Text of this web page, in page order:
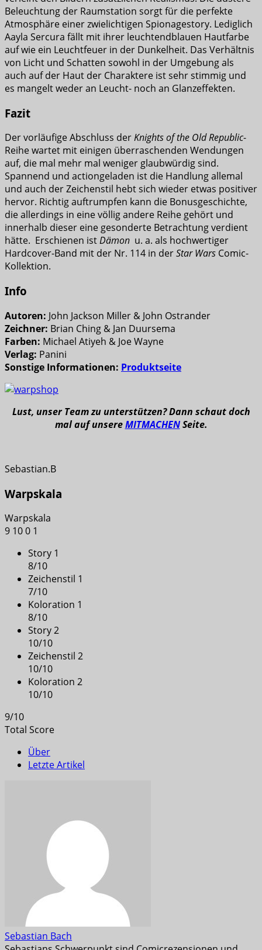
Beleuchtung der Raumstation sorgt für die perfekte
Atmosphäre einer zwielichtigen Spionagestory. Lediglich
Aayla Sercura fällt mit ihrer leuchtendblauen Hautfarbe
auf wie ein Leuchtfeuer in der Dunkelheit. Das Verhältnis
von Licht und Schatten sowohl in der Umgebung als
auch auf der Haut der Charaktere ist sehr stimmig und
es mangelt weder an Leucht- noch an Glanzeffekten.
Fazit
Der vorläufige Abschluss derKnights of the Old Republic-
Reihe wartet mit einigen überraschenden Wendungen
auf, die mal mehr mal weniger glaubwürdig sind.
Spannend und actiongeladen ist die Handlung allemal
und auch der Zeichenstil hebt sich wieder etwas positiver
hervor. Richtig auftrumpfen kann die Bonusgeschichte,
die allerdings in eine völlig andere Reihe gehört und
innerhalb dieser eine gesonderte Betrachtung verdient
hätte. Erschienen istDämon u. a. als hochwertiger
Hardcover-Band mit der Nr. 114 in derStar Wars Comic-
Kollektion.
Info
Autoren: John Jackson Miller & John Ostrander
Zeichner: Brian Ching & Jan Duursema
Farben: Michael Atiyeh & Joe Wayne
Verlag: Panini
Sonstige Informationen: Produktseite
Lust, unser Team zu unterstützen? Dann schaut doch
mal auf unsereMITMACHENSeite.
Sebastian.B
Warpskala
Warpskala
9 100 1
Story 1
8/10
Zeichenstil 1
7/10
Koloration 1
8/10
Story 2
10/10
Zeichenstil 2
10/10
Koloration 2
10/10
9/10
Total Score
Über
Letzte Artikel
Sebastian Bach